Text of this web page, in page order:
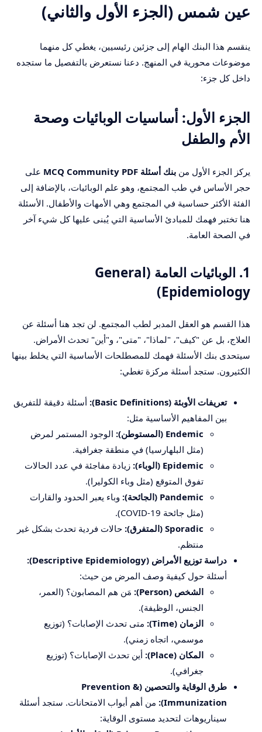
عين شمس (الجزء الأول والثاني)
ينقسم هذا البنك الهام إلى جزئين رئيسيين، يغطي كل منهما
موضوعات محورية في المنهج. دعنا نستعرض بالتفصيل ما ستجده
داخل كل جزء:
الجزء الأول: أساسيات الوبائيات وصحة
الأم والطفل
يركز الجزء الأول من بنك أسئلة MCQ Community PDF
على
حجر الأساس في طب المجتمع، وهو علم الوبائيات، بالإضافة إلى
الفئة الأكثر حساسية في المجتمع وهي الأمهات والأطفال. الأسئلة
هنا تختبر فهمك للمبادئ الأساسية التي يُبنى عليها كل شيء آخر
في الصحة العامة.
1. الوبائيات العامة (General
Epidemiology)
هذا القسم هو العقل المدبر لطب المجتمع. لن تجد هنا أسئلة عن
العلاج، بل عن "كيف"، "لماذا"، "متى"، و"أين" تحدث الأمراض.
سيتحدى بنك الأسئلة فهمك للمصطلحات الأساسية التي يخلط بينها
الكثيرون. ستجد أسئلة مركزة تغطي:
تعريفات الأوبئة (Basic Definitions):
أسئلة دقيقة للتفريق
بين المفاهيم الأساسية مثل:
Endemic (المستوطن):
الوجود المستمر لمرض
(مثل البلهارسيا) في منطقة جغرافية.
Epidemic (الوباء):
زيادة مفاجئة في عدد الحالات
تفوق المتوقع (مثل وباء الكوليرا).
Pandemic (الجائحة):
وباء يعبر الحدود والقارات
(مثل جائحة COVID-19).
Sporadic (المتفرق):
حالات فردية تحدث بشكل غير
منتظم.
دراسة توزيع الأمراض (Descriptive Epidemiology):
أسئلة حول كيفية وصف المرض من حيث:
الشخص (Person):
مَن هم المصابون؟ (العمر،
الجنس، الوظيفة).
الزمان (Time):
متى تحدث الإصابات؟ (توزيع
موسمي، اتجاه زمني).
المكان (Place):
أين تحدث الإصابات؟ (توزيع
جغرافي).
طرق الوقاية والتحصين (Prevention &
Immunization):
من أهم أبواب الامتحانات. ستجد أسئلة
سيناريوهات لتحديد مستوى الوقاية: